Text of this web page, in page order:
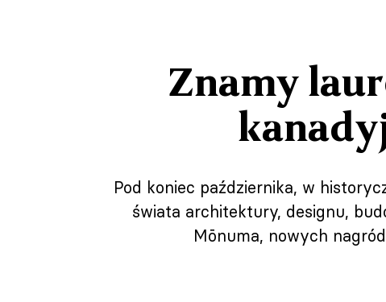
Znamy
Pod koniec października, w
świata architektury, designu,
Mōnuma, nowych